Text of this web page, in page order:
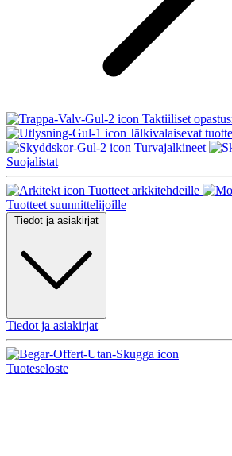
Taktiiliset
Jälkivalaisevat
Turvajalkineet
Suojalistat
Tuotteet arkkitehdeille
Tuotteet suunnittelijoille
Tiedot ja asiakirjat
Tiedot ja asiakirjat
Tuoteseloste